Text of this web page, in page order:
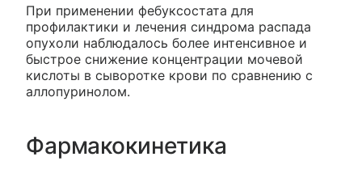
При применении фебуксостата для
профилактики и лечения синдрома распада
опухоли наблюдалось более интенсивное и
быстрое снижение концентрации мочевой
кислоты в сыворотке крови по сравнению с
аллопуринолом.
Фармакокинетика